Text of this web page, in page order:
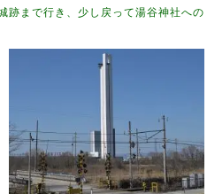
跡まで行き、少し戻って湯谷神社への